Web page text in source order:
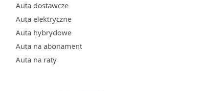
Auta dostawcze
Auta elektryczne
Auta hybrydowe
Auta na abonament
Auta na raty